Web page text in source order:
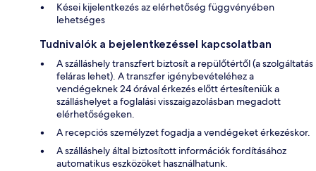
Kései kijelentkezés az elérhetőség függvényében
lehetséges
Tudnivalók a bejelentkezéssel kapcsolatban
A szálláshely transzfert biztosít a repülőtértől (a szolgáltatás
feláras lehet). A transzfer igénybevételéhez a
vendégeknek 24 órával érkezés előtt értesíteniük a
szálláshelyet a foglalási visszaigazolásban megadott
elérhetőségeken.
A recepciós személyzet fogadja a vendégeket érkezéskor.
A szálláshely által biztosított információk fordításához
automatikus eszközöket használhatunk.